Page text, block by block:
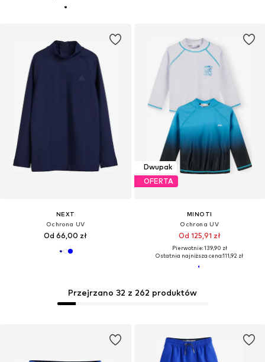
NEXT
Ochrona UV
Od 66,00 zł
Przejrzano 32 z 262 produktów
Dwupak
OFERTA
MINOTI
Ochrona UV
Od 125,91 zł
Pierwotnie: 139,90 zł
Ostatnia najniższa cena:111,92 zł